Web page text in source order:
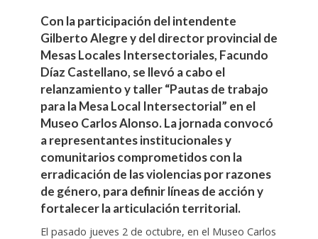
Con la participación del intendente
Gilberto Alegre y del director provincial de
Mesas Locales Intersectoriales, Facundo
Díaz Castellano, se llevó a cabo el
relanzamiento y taller “Pautas de trabajo
para la Mesa Local Intersectorial” en el
Museo Carlos Alonso. La jornada convocó
a representantes institucionales y
comunitarios comprometidos con la
erradicación de las violencias por razones
de género, para definir líneas de acción y
fortalecer la articulación territorial.
El pasado jueves 2 de octubre, en el Museo Carlos